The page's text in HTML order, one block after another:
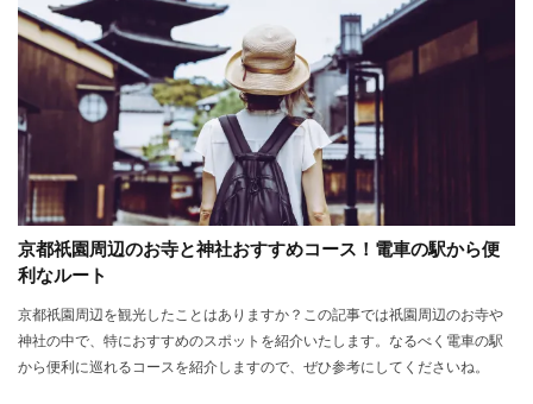
京都祇園周辺のお寺と神社おすすめコース！電車の駅から便
利なルート
京都祇園周辺を観光したことはありますか？この記事では祇園周辺のお寺や
神社の中で、特におすすめのスポットを紹介いたします。なるべく電車の駅
から便利に巡れるコースを紹介しますので、ぜひ参考にしてくださいね。